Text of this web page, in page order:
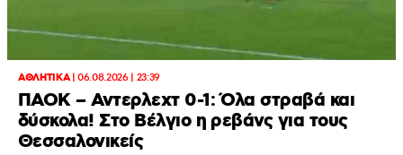
ΑΘΛΗΤΙΚΑ|06.08.2026 | 23:39
ΠΑΟΚ – Αντερλεχτ 0-1: Όλα στραβά και
δύσκολα! Στο Βέλγιο η ρεβάνς για τους
Θεσσαλονικείς